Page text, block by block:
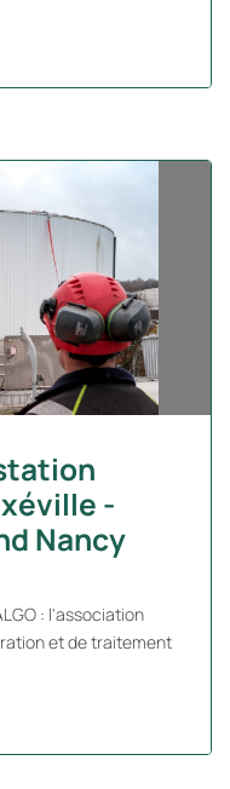
-
Nancy
: l'association
et de traitement